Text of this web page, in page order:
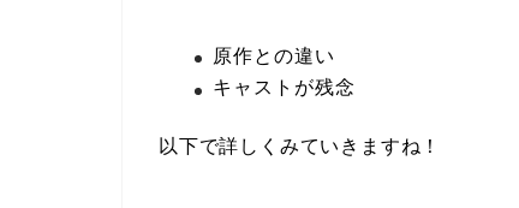
原作との違い
キャストが残念
以下で詳しくみていきますね！